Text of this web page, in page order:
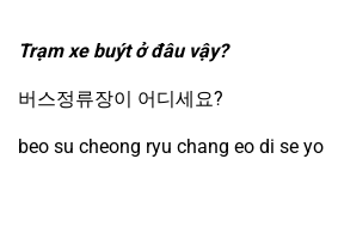
Trạm xe buýt ở đâu vậy?
버스정류장이 어디세요?
beo su cheong ryu chang eo di se yo